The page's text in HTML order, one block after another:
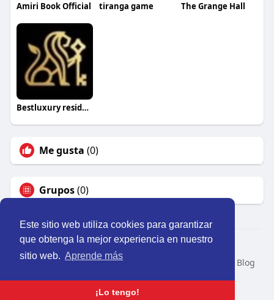
Este sitio web utiliza cookies para garantizar
que obtenga la mejor experiencia en nuestro
sitio web. Aprende más
¡Lo tengo!
Amiri Book Official tiranga game The Grange Hall
Bestluxury residences
Me gusta (0)
Grupos(0)
© 2026 Perú Activo
Inicio
Nosotros Contacto
Blog
Idioma